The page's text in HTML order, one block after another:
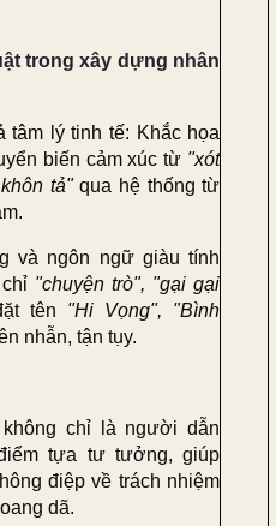
trong xây dựng nhân
tâm lý tinh tế: Khắc họa
biến cảm xúc từ "xót
tả"qua hệ thống từ
và ngôn ngữ giàu tính
"chuyện trò", "gại gại
tên "Hi Vọng", "Bình
nhẫn, tận tụy.
chỉ là người dẫn
tựa tư tưởng, giúp
điệp về trách nhiệm
dã.